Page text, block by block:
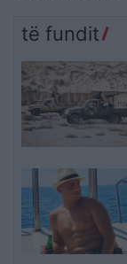
të fundit